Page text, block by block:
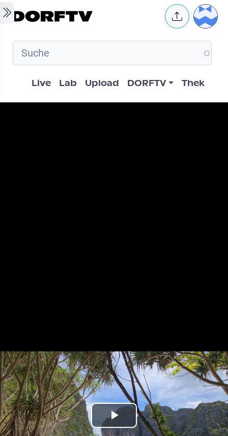
Skip to main content User
Hauptnavigation
Live Lab Upload DORFTV Thek
Play